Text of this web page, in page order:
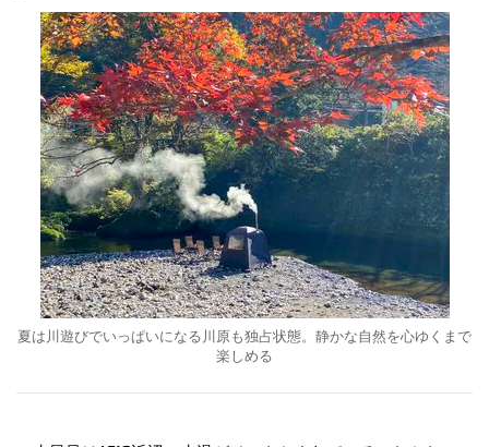
夏は川遊びでいっぱいになる川原も独占状態。静かな自然を心ゆくまで
楽しめる